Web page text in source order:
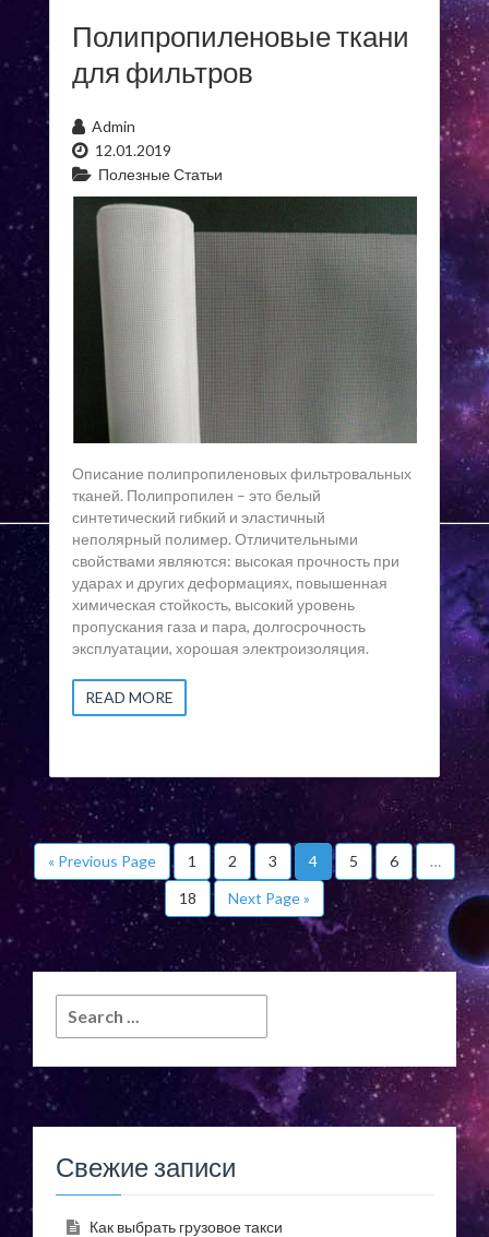
Полипропиленовые ткани
для фильтров
Admin
12.01.2019
Полезные Статьи
Описание полипропиленовых фильтровальных
тканей. Полипропилен – это белый
синтетический гибкий и эластичный
неполярный полимер. Отличительными
свойствами являются: высокая прочность при
ударах и других деформациях, повышенная
химическая стойкость, высокий уровень
пропускания газа и пара, долгосрочность
эксплуатации, хорошая электроизоляция.
READ MORE
« Previous Page 1 2 3 4 5 6
…
18
Next Page »
for:
Свежие записи
Как выбрать грузовое такси